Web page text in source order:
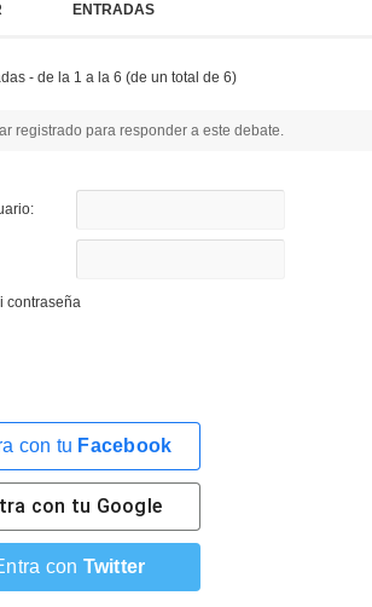
ENTRADAS
- de la 1 a la 6 (de un total de 6)
registrado para responder a este debate.
contraseña
con tu Facebook
con tu Google
con Twitter